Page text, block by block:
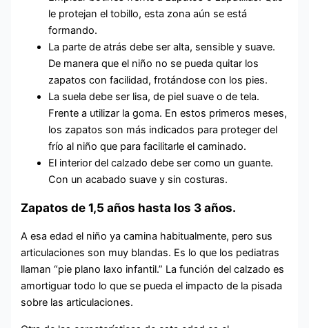
le protejan el tobillo, esta zona aún se está
formando.
La parte de atrás debe ser alta, sensible y suave.
De manera que el niño no se pueda quitar los
zapatos con facilidad, frotándose con los pies.
La suela debe ser lisa, de piel suave o de tela.
Frente a utilizar la goma. En estos primeros meses,
los zapatos son más indicados para proteger del
frío al niño que para facilitarle el caminado.
El interior del calzado debe ser como un guante.
Con un acabado suave y sin costuras.
Zapatos de 1,5 años hasta los 3 años.
A esa edad el niño ya camina habitualmente, pero sus
articulaciones son muy blandas. Es lo que los pediatras
llaman “pie plano laxo infantil.” La función del calzado es
amortiguar todo lo que se pueda el impacto de la pisada
sobre las articulaciones.